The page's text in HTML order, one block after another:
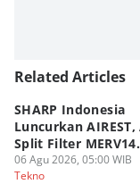
Related Articles
SHARP Indonesia
Luncurkan AIREST,
Split Filter MERV14
Perdana!
06 Agu 2026, 05:00 WIB
Tekno